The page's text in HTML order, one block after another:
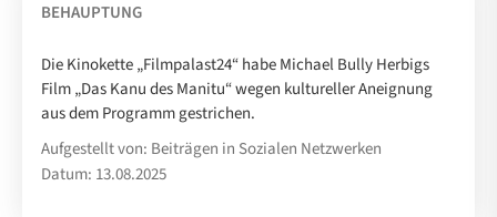
BEHAUPTUNG
Die Kinokette „Filmpalast24“ habe Michael Bully Herbigs
Film „Das Kanu des Manitu“ wegen kultureller Aneignung
aus dem Programm gestrichen.
Aufgestellt von: Beiträgen in Sozialen Netzwerken
Datum: 13.08.2025